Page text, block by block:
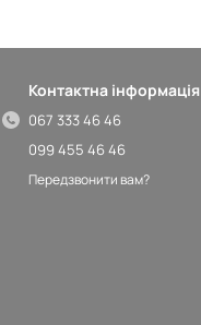
Контактна інформація
067 333 46 46
099 455 46 46
Передзвонити вам?